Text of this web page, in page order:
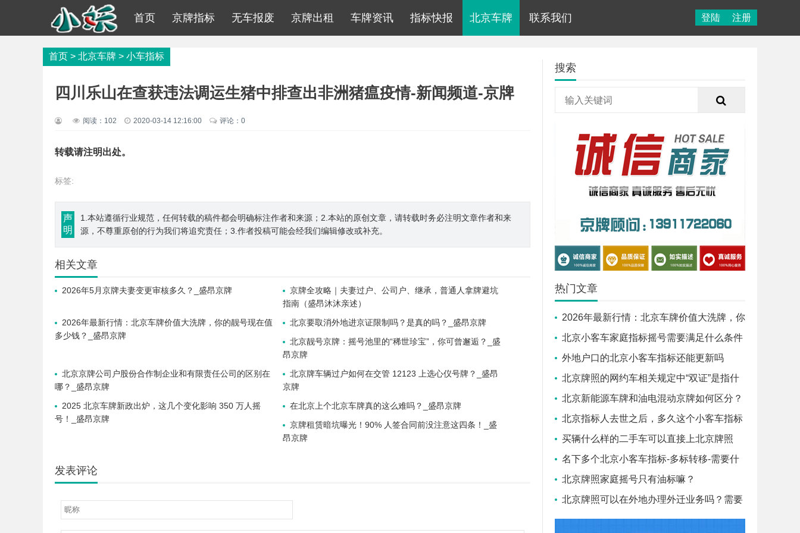
首页 京牌指标 无车报废 京牌出租 车牌资讯 指标快报 北京车牌 联系我们 登陆 注册
首页 > 北京车牌 > 小车指标
四川乐山在查获违法调运生猪中排查出非洲猪瘟疫情-新闻频道-京牌
阅读： 102 2020-03-14 12:16:00 评论：0
转载请注明出处。
标签:
声
明
1.本站遵循行业规范，任何转载的稿件都会明确标注作者和来源；2.本站的原创文章，请转载时务必注明文章作者和来
源，不尊重原创的行为我们将追究责任；3.作者投稿可能会经我们编辑修改或补充。
相关文章
2026年5月京牌夫妻变更审核多久？_盛昂京牌
京牌全攻略｜夫妻过户、公司户、继承，普通人拿牌避坑
指南（盛昂沐沐亲述）
2026年最新行情：北京车牌价值大洗牌，你的靓号现在值
多少钱？_盛昂京牌
北京要取消外地进京证限制吗？是真的吗？_盛昂京牌
北京靓号京牌：摇号池里的“稀世珍宝”，你可曾邂逅？_盛
昂京牌
北京京牌公司户股份合作制企业和有限责任公司的区别在
哪？_盛昂京牌
北京牌车辆过户如何在交管 12123 上选心仪号牌？_盛昂
京牌
2025 北京车牌新政出炉，这几个变化影响 350 万人摇
号！_盛昂京牌
在北京上个北京车牌真的这么难吗？_盛昂京牌
京牌租赁暗坑曝光！90% 人签合同前没注意这四条！_盛
昂京牌
发表评论
搜索
热门文章
2026年最新行情：北京车牌价值大洗牌，你
的靓号现在值多少钱？_盛昂京牌
北京小客车家庭指标摇号需要满足什么条件
外地户口的北京小客车指标还能更新吗
北京牌照的网约车相关规定中“双证”是指什
么北京新能源车牌和油电混动京牌如何区分？
_盛昂京牌
北京指标人去世之后，多久这个小客车指标
会作废
买辆什么样的二手车可以直接上北京牌照
呢？
名下多个北京小客车指标-多标转移-需要什
么证件
北京牌照家庭摇号只有油标嘛？
北京牌照可以在外地办理外迁业务吗？需要
怎么做呢？